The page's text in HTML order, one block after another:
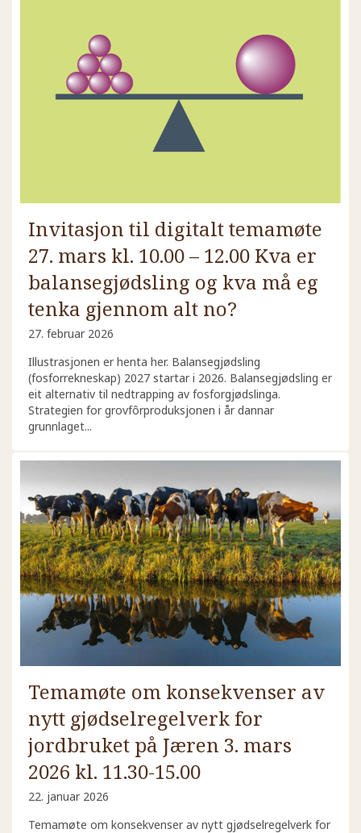
Invitasjon til digitalt temamøte
27. mars kl. 10.00 – 12.00 Kva er
balansegjødsling og kva må eg
tenka gjennom alt no?
27. februar 2026
Illustrasjonen er henta her. Balansegjødsling
(fosforrekneskap) 2027 startar i 2026. Balansegjødsling er
eit alternativ til nedtrapping av fosforgjødslinga.
Strategien for grovfôrproduksjonen i år dannar
grunnlaget...
Temamøte om konsekvenser av
nytt gjødselregelverk for
jordbruket på Jæren 3. mars
2026 kl. 11.30-15.00
22. januar 2026
Temamøte om konsekvenser av nytt gjødselregelverk for